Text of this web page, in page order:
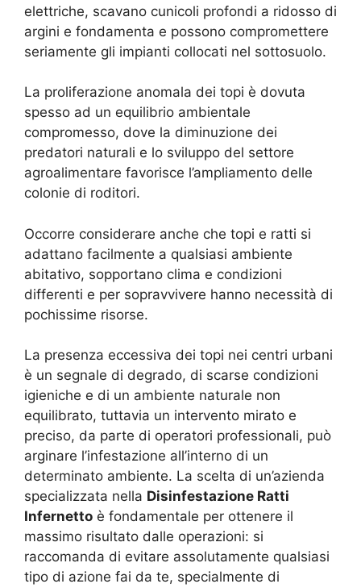
elettriche, scavano cunicoli profondi a ridosso di
argini e fondamenta e possono compromettere
seriamente gli impianti collocati nel sottosuolo.
La proliferazione anomala dei topi è dovuta
spesso ad un equilibrio ambientale
compromesso, dove la diminuzione dei
predatori naturali e lo sviluppo del settore
agroalimentare favorisce l’ampliamento delle
colonie di roditori.
Occorre considerare anche che topi e ratti si
adattano facilmente a qualsiasi ambiente
abitativo, sopportano clima e condizioni
differenti e per sopravvivere hanno necessità di
pochissime risorse.
La presenza eccessiva dei topi nei centri urbani
è un segnale di degrado, di scarse condizioni
igieniche e di un ambiente naturale non
equilibrato, tuttavia un intervento mirato e
preciso, da parte di operatori professionali, può
arginare l’infestazione all’interno di un
determinato ambiente. La scelta di un’azienda
specializzata nella Disinfestazione Ratti
Infernetto è fondamentale per ottenere il
massimo risultato dalle operazioni: si
raccomanda di evitare assolutamente qualsiasi
tipo di azione fai da te, specialmente di